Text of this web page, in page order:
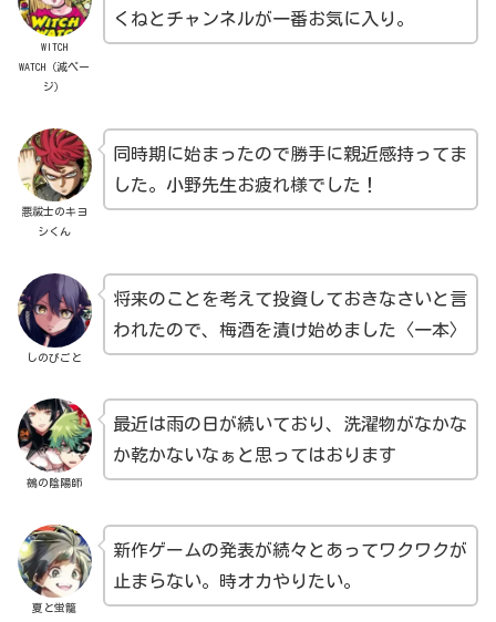
WITCH
WATCH（減ペー
ジ）
くねとチャンネルが一番お気に入り。
悪祓士のキヨ
シくん
同時期に始まったので勝手に親近感持ってま
した。小野先生お疲れ様でした！
しのびごと
将来のことを考えて投資しておきなさいと言
われたので、梅酒を漬け始めました〈一本〉
鵺の陰陽師
最近は雨の日が続いており、洗濯物がなかな
か乾かないなぁと思ってはおります
夏と蛍籠
新作ゲームの発表が続々とあってワクワクが
止まらない。時オカやりたい。